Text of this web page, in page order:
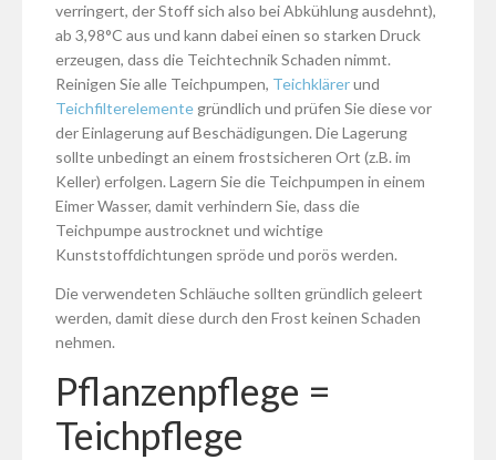
verringert, der Stoff sich also bei Abkühlung ausdehnt),
ab 3,98°C aus und kann dabei einen so starken Druck
erzeugen, dass die Teichtechnik Schaden nimmt.
Reinigen Sie alle Teichpumpen, Teichklärerund
Teichfilterelemente gründlich und prüfen Sie diese vor
der Einlagerung auf Beschädigungen. Die Lagerung
sollte unbedingt an einem frostsicheren Ort (z.B. im
Keller) erfolgen. Lagern Sie die Teichpumpen in einem
Eimer Wasser, damit verhindern Sie, dass die
Teichpumpe austrocknet und wichtige
Kunststoffdichtungen spröde und porös werden.
Die verwendeten Schläuche sollten gründlich geleert
werden, damit diese durch den Frost keinen Schaden
nehmen.
Pflanzenpflege =
Teichpflege